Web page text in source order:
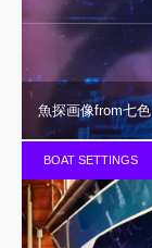
魚探画像from七色
BOAT SETTINGS